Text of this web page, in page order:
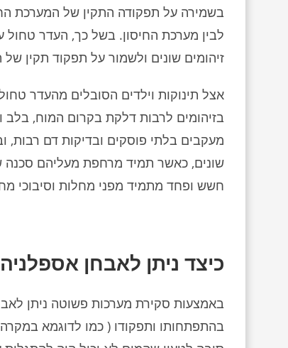
בשמירה על תפקודה התקין של המערכת
לבין מערכת החיסון. בשל כך, העדר טחול
זיהומים שונים ולשמור על תפקוד תקין
אצל תינוקות וילדים הסובלים מהעדר
בזיהומים לרבות דלקת בקרום המוח,
מעקבים בלתי פוסקים ובדיקות דם
שונים, כאשר תמיד מרחפת מעליהם סכנה
חשש ופחד מתמיד מפני מחלות וסיבוכי
כיצד ניתן לאבחן
באמצעות סקירת מערכות פשוטה ניתן
בהתפתחותו ותפקודו ( כמו לדוגמא
פיצוי על סך 4,750,000 ש"ח אמו של התינוק
העובר. במקרים כאלה בדרך כלל לא מבוצעת
לידה טבעית אלא ניתוח קיסרי, וזאת בכדי
ילד